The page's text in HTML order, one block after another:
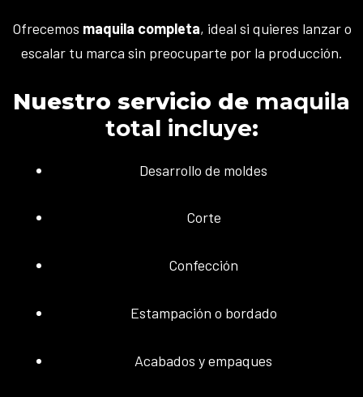
Ofrecemos maquila completa, ideal si quieres lanzar o
escalar tu marca sin preocuparte por la producción.
Nuestro servicio de maquila
total incluye:
Desarrollo de moldes
Corte
Confección
Estampación o bordado
Acabados y empaques